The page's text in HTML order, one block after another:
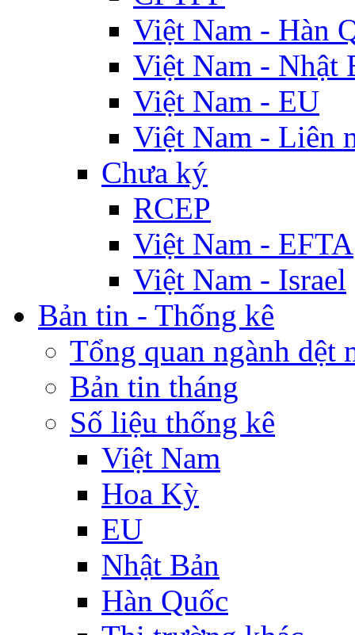
Việt Nam - Hàn
Việt Nam - Nhật
Việt Nam - EU
Việt Nam - Liên
Chưa ký
RCEP
Việt Nam - EFTA
Việt Nam - Israel
Bản tin - Thống kê
Tổng quan ngành dệt
Bản tin tháng
Số liệu thống kê
Việt Nam
Hoa Kỳ
EU
Nhật Bản
Hàn Quốc